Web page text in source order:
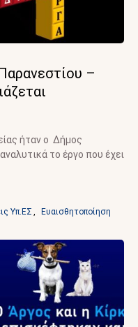
–
ήταν ο Δήμος
το έργο που έχει
Υπ.ΕΣ , Ευαισθητοποίηση